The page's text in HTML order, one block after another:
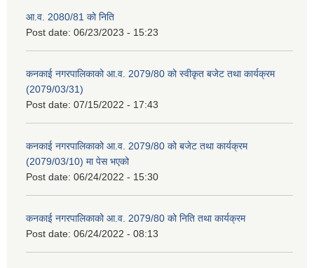
आ.व. 2080/81 को निति
Post date: 06/23/2023 - 15:23
कनकाई नगरपालिकाको आ.व. 2079/80 को स्वीकृत बजेट तथा कार्यक्रम
(2079/03/31)
Post date: 07/15/2022 - 17:43
कनकाई नगरपालिकाको आ.व. 2079/80 को बजेट तथा कार्यक्रम
(2079/03/10) मा पेस भएको
Post date: 06/24/2022 - 15:30
कनकाई नगरपालिकाको आ.व. 2079/80 को निति तथा कार्यक्रम
Post date: 06/24/2022 - 08:13